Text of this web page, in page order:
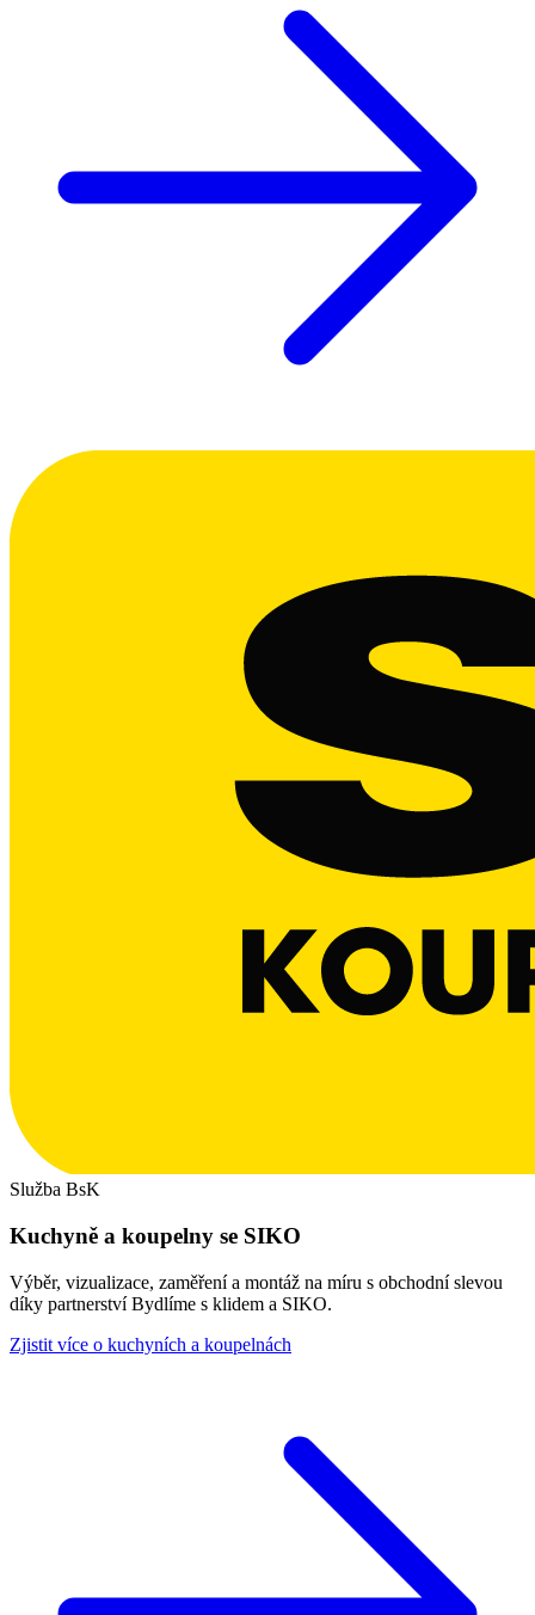
Služba BsK
Kuchyně a koupelny se SIKO
Výběr, vizualizace, zaměření a montáž na míru s obchodní slevou
díky partnerství Bydlíme s klidem a SIKO.
Zjistit více o kuchyních a koupelnách